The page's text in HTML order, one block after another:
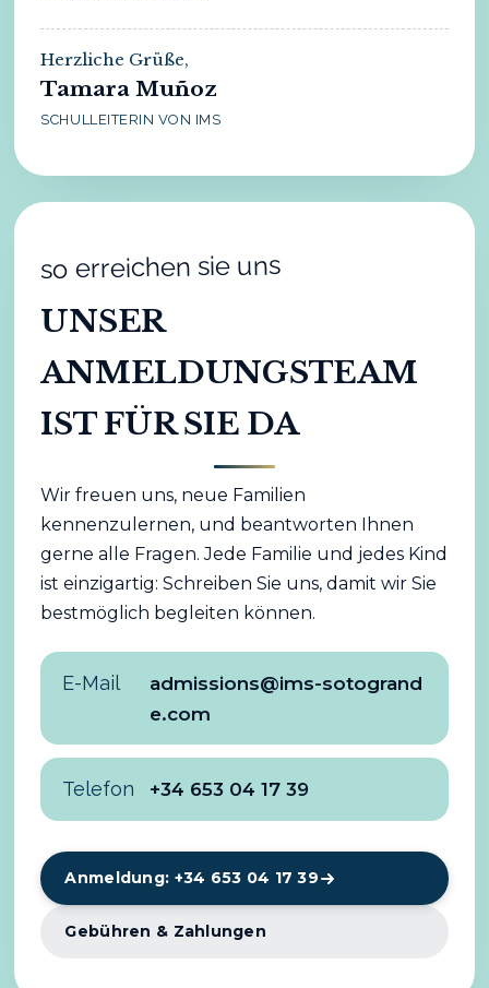
Herzliche Grüße,
Tamara Muñoz
SCHULLEITERIN VON IMS
so erreichen sie uns
UNSER
ANMELDUNGSTEAM
IST FÜR SIE DA
Wir freuen uns, neue Familien
kennenzulernen, und beantworten Ihnen
gerne alle Fragen. Jede Familie und jedes Kind
ist einzigartig: Schreiben Sie uns, damit wir Sie
bestmöglich begleiten können.
E-Mail
admissions@ims-sotogrand
e.com
Telefon +34 653 04 17 39
Anmeldung: +34 653 04 17 39
Gebühren & Zahlungen